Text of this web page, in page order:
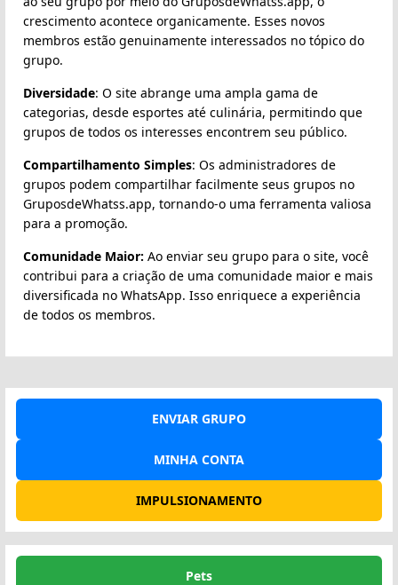
crescimento acontece organicamente. Esses novos
membros estão genuinamente interessados no tópico do
grupo.
Diversidade: O site abrange uma ampla gama de
categorias, desde esportes até culinária, permitindo que
grupos de todos os interesses encontrem seu público.
Compartilhamento Simples: Os administradores de
grupos podem compartilhar facilmente seus grupos no
GruposdeWhatss.app, tornando-o uma ferramenta valiosa
para a promoção.
Comunidade Maior: Ao enviar seu grupo para o site, você
contribui para a criação de uma comunidade maior e mais
diversificada no WhatsApp. Isso enriquece a experiência
de todos os membros.
ENVIAR GRUPO
MINHA CONTA
IMPULSIONAMENTO
Pets